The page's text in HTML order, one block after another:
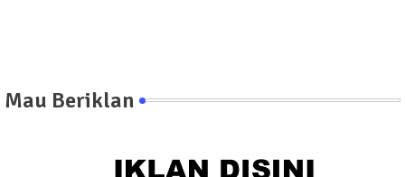
Mau Beriklan